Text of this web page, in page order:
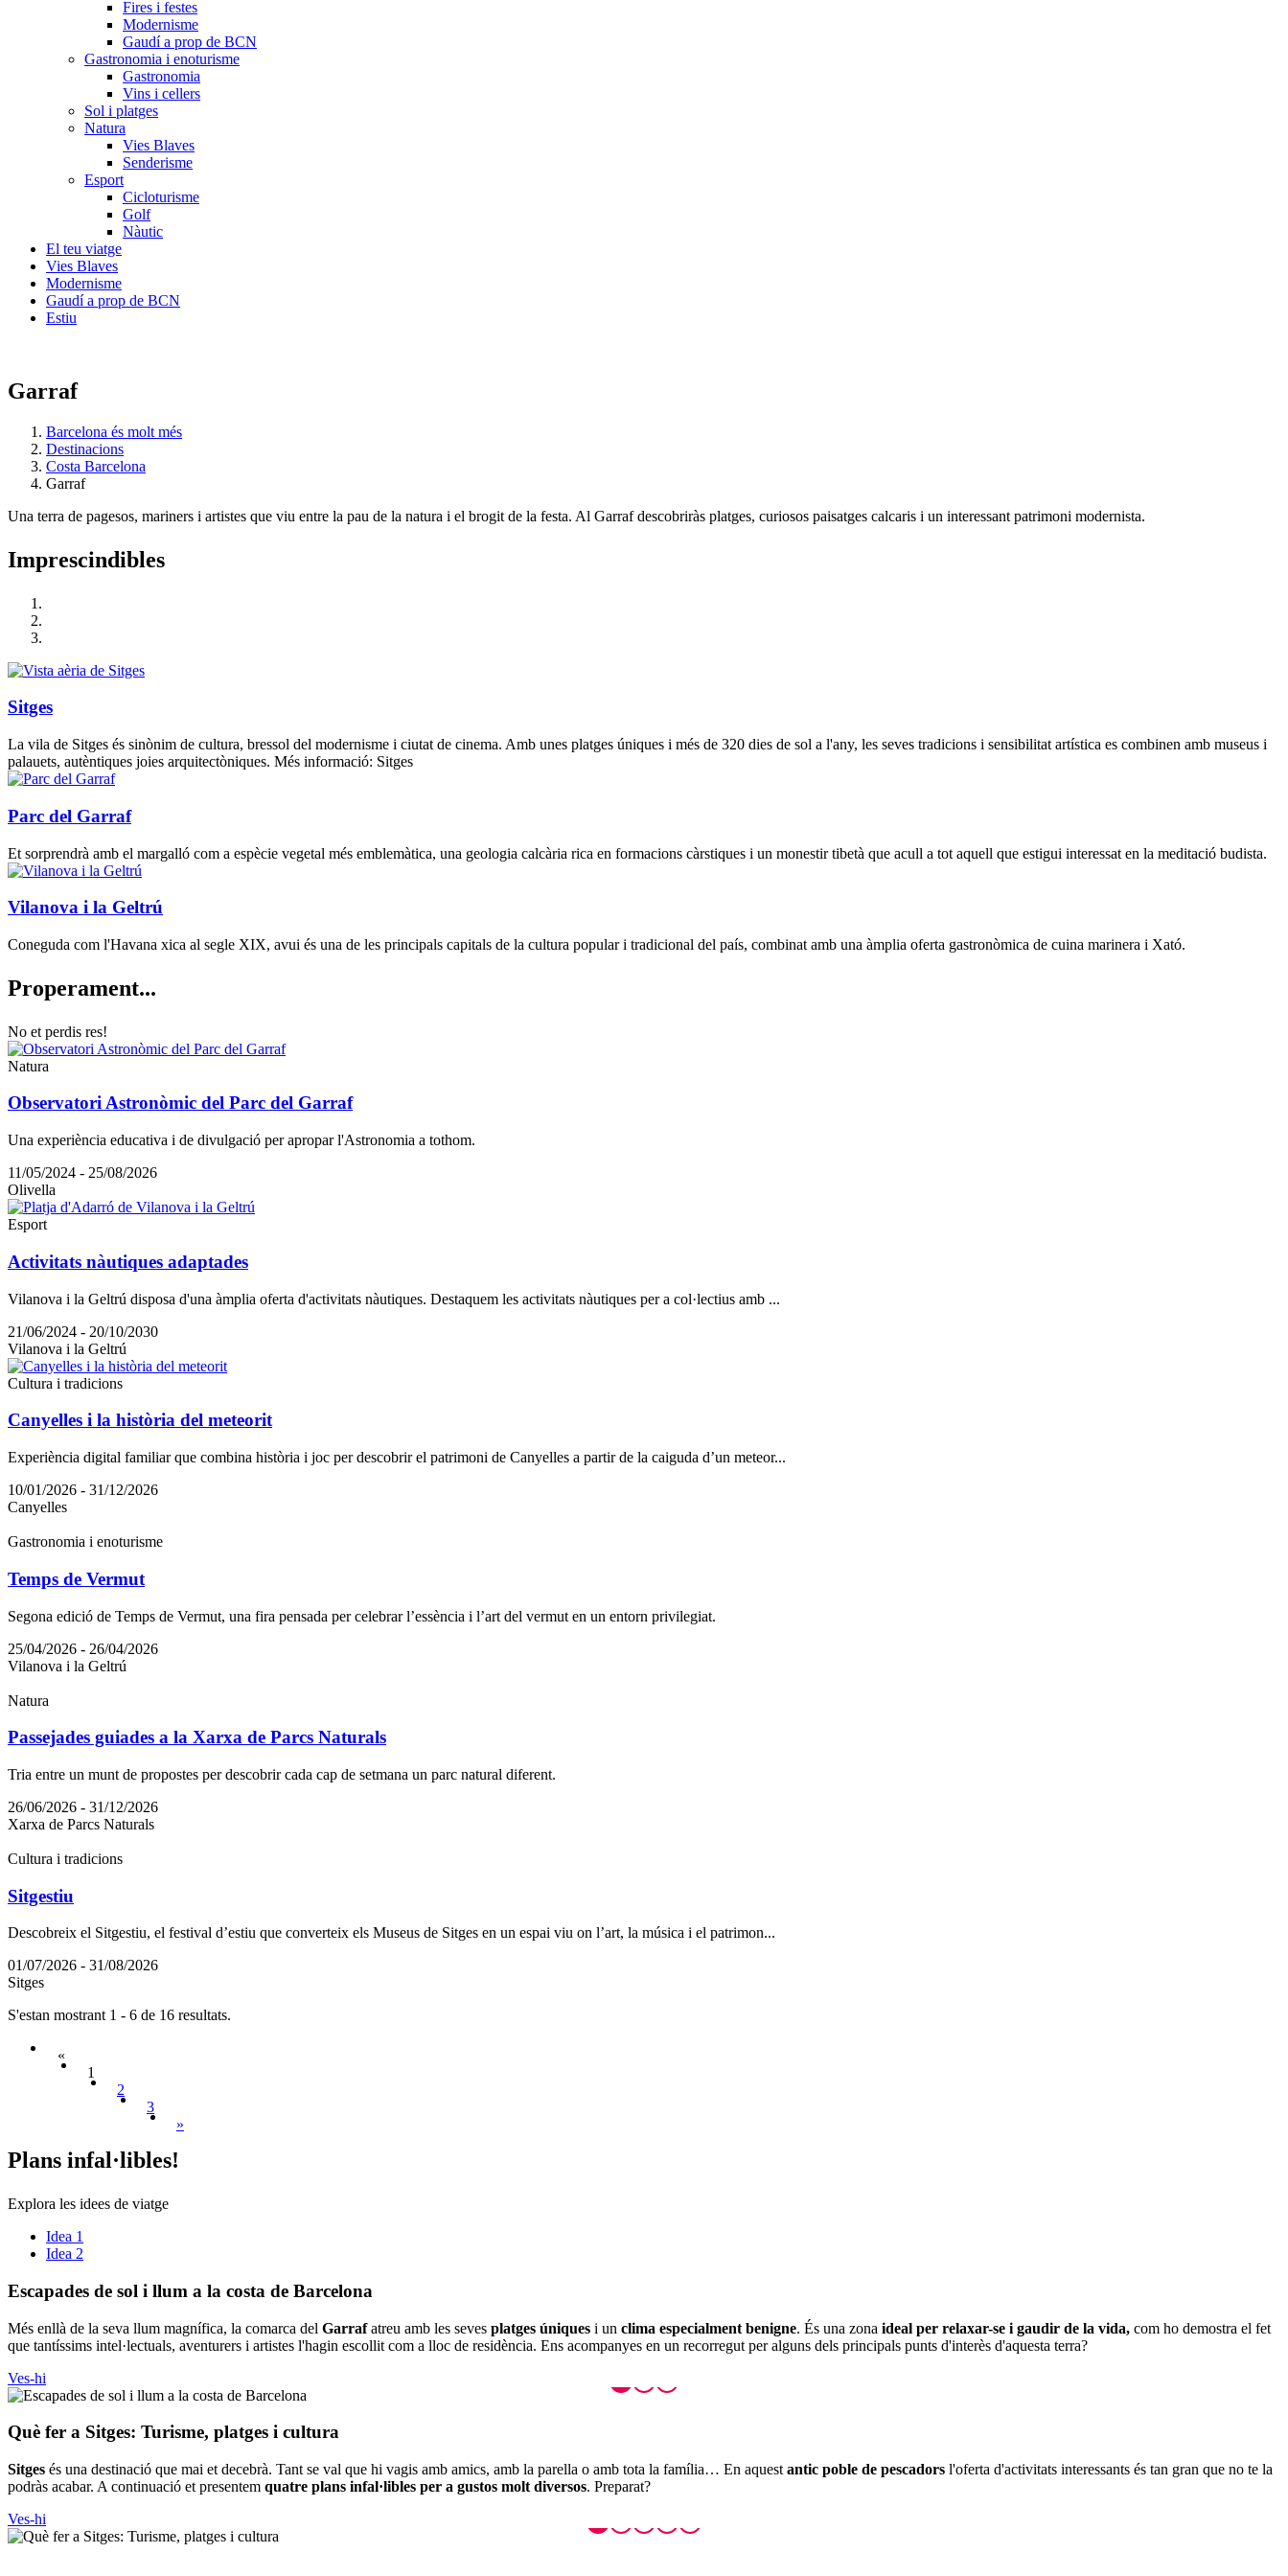
Fires i festes
Modernisme
Gaudí a prop de BCN
Gastronomia i enoturisme
Gastronomia
Vins i cellers
Sol i platges
Natura
Vies Blaves
Senderisme
Esport
Cicloturisme
Golf
Nàutic
El teu viatge
Vies Blaves
Modernisme
Gaudí a prop de BCN
Estiu
Garraf
Barcelona és molt més
Destinacions
Costa Barcelona
Garraf
Una terra de pagesos, mariners i artistes que viu entre la pau de la natura i el brogit de la festa. Al Garraf descobriràs platges, curiosos paisatges calcaris i un interessant patrimoni modernista.
Imprescindibles
Sitges
La vila de Sitges és sinònim de cultura, bressol del modernisme i ciutat de cinema. Amb unes platges úniques i més de 320 dies de sol a l'any, les seves tradicions i sensibilitat artística es combinen amb museus i
palauets, autèntiques joies arquitectòniques. Més informació: Sitges
Parc del Garraf
Et sorprendrà amb el margalló com a espècie vegetal més emblemàtica, una geologia calcària rica en formacions càrstiques i un monestir tibetà que acull a tot aquell que estigui interessat en la meditació budista.
Vilanova i la Geltrú
Coneguda com l'Havana xica al segle XIX, avui és una de les principals capitals de la cultura popular i tradicional del país, combinat amb una àmplia oferta gastronòmica de cuina marinera i Xató.
Properament...
No et perdis res!
Natura
Observatori Astronòmic del Parc del Garraf
Una experiència educativa i de divulgació per apropar l'Astronomia a tothom.
11/05/2024 - 25/08/2026
Olivella
Esport
Activitats nàutiques adaptades
Vilanova i la Geltrú disposa d'una àmplia oferta d'activitats nàutiques. Destaquem les activitats nàutiques per a col·lectius amb ...
21/06/2024 - 20/10/2030
Vilanova i la Geltrú
Cultura i tradicions
Canyelles i la història del meteorit
Experiència digital familiar que combina història i joc per descobrir el patrimoni de Canyelles a partir de la caiguda d’un meteor...
10/01/2026 - 31/12/2026
Canyelles
Gastronomia i enoturisme
Temps de Vermut
Segona edició de Temps de Vermut, una fira pensada per celebrar l’essència i l’art del vermut en un entorn privilegiat.
25/04/2026 - 26/04/2026
Vilanova i la Geltrú
Natura
Passejades guiades a la Xarxa de Parcs Naturals
Tria entre un munt de propostes per descobrir cada cap de setmana un parc natural diferent.
26/06/2026 - 31/12/2026
Xarxa de Parcs Naturals
Cultura i tradicions
Sitgestiu
Descobreix el Sitgestiu, el festival d’estiu que converteix els Museus de Sitges en un espai viu on l’art, la música i el patrimon...
01/07/2026 - 31/08/2026
Sitges
S'estan mostrant 1 - 6 de 16 resultats.
«
1
2
3
»
Plans infal·libles!
Explora les idees de viatge
Idea 1
Idea 2
Escapades de sol i llum a la costa de Barcelona
Més enllà de la seva llum magnífica, la comarca del Garrafatreu amb les seves platges úniques i un clima especialment benigne. És una zona ideal per relaxar-se i gaudir de la vida, com ho demostra el fet
que tantíssims intel·lectuals, aventurers i artistes l'hagin escollit com a lloc de residència. Ens acompanyes en un recorregut per alguns dels principals punts d'interès d'aquesta terra?
Ves-hi
Què fer a Sitges: Turisme, platges i cultura
Sitges és una destinació que mai et decebrà. Tant se val que hi vagis amb amics, amb la parella o amb tota la família… En aquest antic poble de pescadors l'oferta d'activitats interessants és tan gran que no te la
podràs acabar. A continuació et presentem quatre plans infal·libles per a gustos molt diversos. Preparat?
Ves-hi